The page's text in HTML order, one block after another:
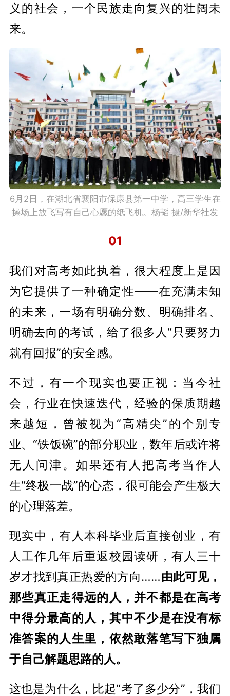
义的社会，一个民族走向复兴的壮阔未
来。
6月2日，在湖北省襄阳市保康县第一中学，高三学生在
操场上放飞写有自己心愿的纸飞机。杨韬 摄/新华社发
01
我们对高考如此执着，很大程度上是因
为它提供了一种确定性——在充满未知
的未来，一场有明确分数、明确排名、
明确去向的考试，给了很多人“只要努力
就有回报”的安全感。
不过，有一个现实也要正视：当今社
会，行业在快速迭代，经验的保质期越
来越短，曾被视为“高精尖”的个别专
业、“铁饭碗”的部分职业，数年后或许将
无人问津。如果还有人把高考当作人
生“终极一战”的心态，很可能会产生极大
的心理落差。
现实中，有人本科毕业后直接创业，有
人工作几年后重返校园读研，有人三十
岁才找到真正热爱的方向……由此可见，
那些真正走得远的人，并不都是在高考
中得分最高的人，其中不少是在没有标
准答案的人生里，依然敢落笔写下独属
于自己解题思路的人。
这也是为什么，比起“考了多少分”，我们